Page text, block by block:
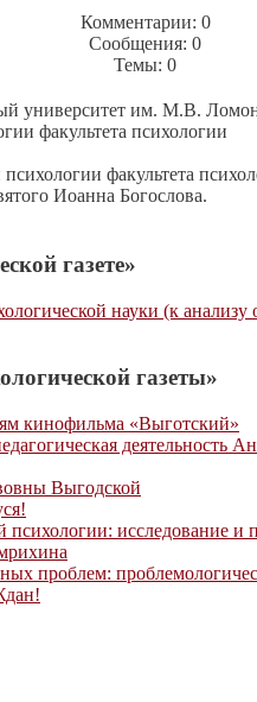
Комментарии: 0
Сообщения: 0
Темы: 0
университет им. М.В.
факультета психологии
факультета
Иоанна Богослова.
газете»
науки (к анализу
газеты»
кинофильма «Выготский»
деятельность
Выгодской
исследование и
проблем: